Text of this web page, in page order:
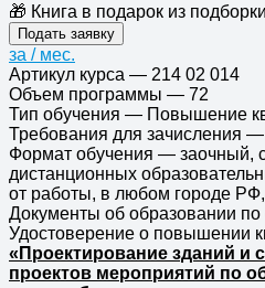
🎁 Книга в подарок из подборки
Подать заявку
за / мес.
Артикул курса — 214 02 014
Объем программы — 72
Тип обучения — Повышение
Требования для зачисления —
Формат обучения — заочный,
дистанционных
от работы, в любом городе
Документы об образовании
Удостоверение о повышении
«Проектирование зданий и
проектов мероприятий по